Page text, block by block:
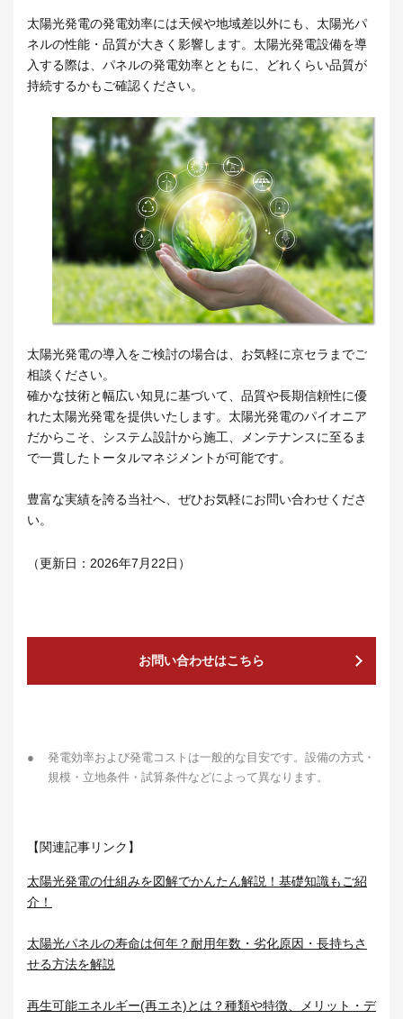
太陽光発電の発電効率には天候や地域差以外にも、太陽光パ
ネルの性能・品質が大きく影響します。太陽光発電設備を導
入する際は、パネルの発電効率とともに、どれくらい品質が
持続するかもご確認ください。
太陽光発電の導入をご検討の場合は、お気軽に京セラまでご
相談ください。
確かな技術と幅広い知見に基づいて、品質や長期信頼性に優
れた太陽光発電を提供いたします。太陽光発電のパイオニア
だからこそ、システム設計から施工、メンテナンスに至るま
で一貫したトータルマネジメントが可能です。
豊富な実績を誇る当社へ、ぜひお気軽にお問い合わせくださ
い。
（更新日：2026年7月22日）
お問い合わせはこちら
●
発電効率および発電コストは一般的な目安です。設備の方式・
規模・立地条件・試算条件などによって異なります。
【関連記事リンク】
太陽光発電の仕組みを図解でかんたん解説！基礎知識もご紹
介！
太陽光パネルの寿命は何年？耐用年数・劣化原因・長持ちさ
せる方法を解説
再生可能エネルギー(再エネ)とは？種類や特徴、メリット・デ